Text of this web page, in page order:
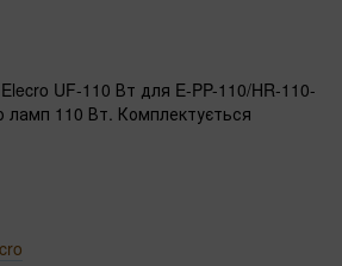
UF-110 Вт для E-PP-110/HR-110-
ламп 110 Вт. Комплектується